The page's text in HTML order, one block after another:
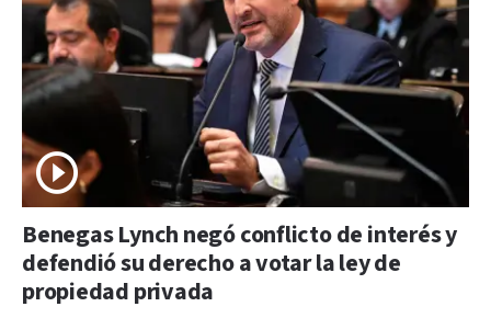
Benegas Lynch negó conflicto de interés y
defendió su derecho a votar la ley de
propiedad privada